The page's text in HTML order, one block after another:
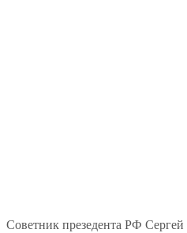
Советник презедента РФ